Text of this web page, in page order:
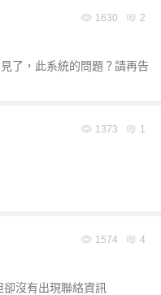
1630 2
了，此系統的問題？請再告
1373 1
1574 4
沒有出現聯絡資訊